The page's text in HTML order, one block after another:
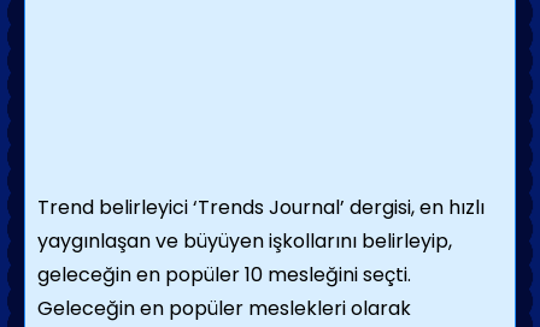
Trend belirleyici ‘Trends Journal’ dergisi, en hızlı
yaygınlaşan ve büyüyen işkollarını belirleyip,
geleceğin en popüler 10 mesleğini seçti.
Geleceğin en popüler meslekleri olarak